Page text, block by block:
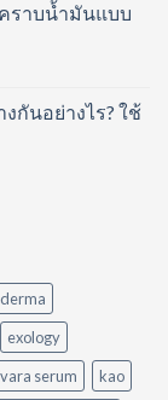
ราบน้ำมันแบบ
งกันอย่างไร? ใช้
exology
serum
kao